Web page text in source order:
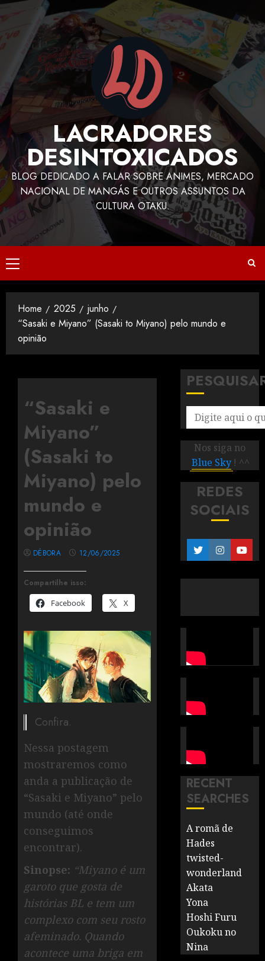
LACRADORES
DESINTOXICADOS
BLOG DEDICADO A FALAR SOBRE ANIMES, MERCADO
NACIONAL DE MANGÁS E OUTROS ASSUNTOS DA
CULTURA OTAKU.
Home 2025
junho
“Sasaki e Miyano” (Sasaki to Miyano) pelo mundo e
opinião
“Sasaki e
Miyano”
(Sasaki to
Miyano) pelo
mundo e
opinião
Compartilhe isso:
Facebook
X
DÉBORA 12/06/2025
Confira.
Nessa postagem
mostraremos como
anda a publicação de
“Sasaki e Miyano” pelo
mundo (até onde
conseguimos
encontrar).
Sinopse: “Miyano é um
garoto que gosta de
histórias BL e tem um
complexo com seu rosto
afeminado. Quando
acontece uma briga em
Nos siga no
Blue Sky ! ^^
REDES
SOCIAIS
RECENT
SEARCHES
A romã de
Hades
twisted-
wonderland
Akata
Yona
Hoshi Furu
Oukoku no
Nina